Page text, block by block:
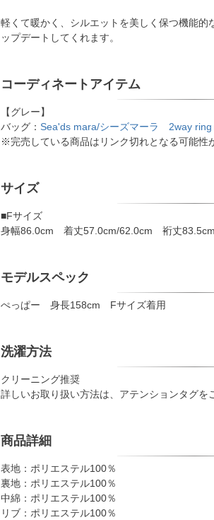
軽くて暖かく、シルエットを美しく保つ機能的
ップデートしてくれます。
コーディネートアイテム
【グレー】
バッグ： Sea'ds mara/シーズマーラ 2way ring
※完売している商品はリンク切れとなる可能性
サイズ
■Fサイズ
身幅86.0cm 着丈57.0cm/62.0cm 裄丈83.5cm
モデルスペック
ぺっぱー 身長158cm Fサイズ着用
洗濯方法
クリーニング推奨
詳しいお取り扱い方法は、アテンションタグを
商品詳細
表地：ポリエステル100％
裏地：ポリエステル100％
中綿：ポリエステル100％
リブ：ポリエステル100％